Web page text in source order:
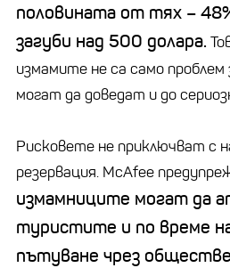
половината от тях –
загуби над 500 долара.
измамите не са само проблем
могат да доведат и до
Рисковете не приключват с
резервация. McAfee
измамниците могат да
туристите и по време
пътуване чрез